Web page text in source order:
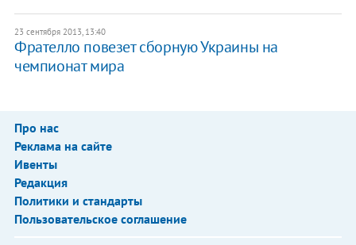
23 сентября 2013, 13:40
Фрателло повезет сборную Украины на
чемпионат мира
Про нас
Реклама на сайте
Ивенты
Редакция
Политики и стандарты
Пользовательское соглашение